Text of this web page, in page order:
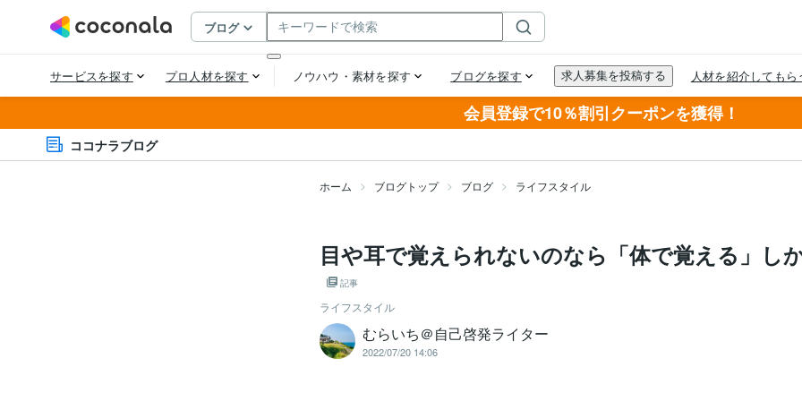
会員登録で10％割引クーポンを獲得！
ココナラブログ
ホーム ブログトップ ブログ ライフスタイル
目や耳で覚えられないのなら「体で覚える」し
記事
ライフスタイル
むらいち＠自己啓発ライター
2022/07/20 14:06